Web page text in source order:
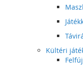
Kültéri